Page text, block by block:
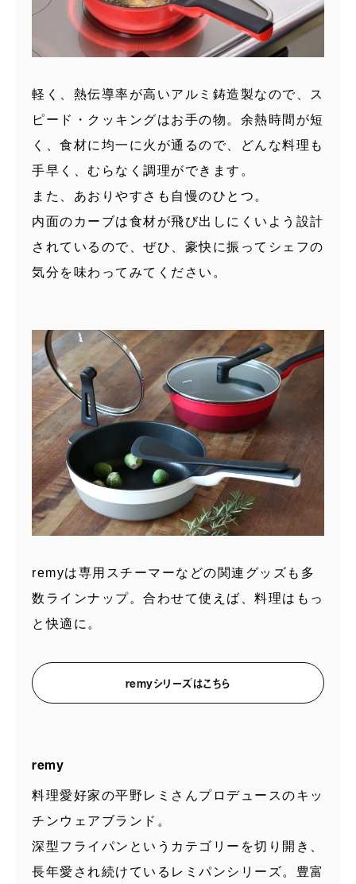
軽く、熱伝導率が高いアルミ鋳造製なので、ス
ピード・クッキングはお手の物。余熱時間が短
く、食材に均一に火が通るので、どんな料理も
手早く、むらなく調理ができます。
また、あおりやすさも自慢のひとつ。
内面のカーブは食材が飛び出しにくいよう設計
されているので、ぜひ、豪快に振ってシェフの
気分を味わってみてください 。
remyは専用スチーマーなどの関連グッズも多
数ラインナップ。合わせて使えば、料理はもっ
と快適に。
remyシリーズはこちら
remy
料理愛好家の平野レミさんプロデュースのキッ
チンウェアブランド。
深型フライパンというカテゴリーを切り開き、
長年愛され続けているレミパンシリーズ。豊富